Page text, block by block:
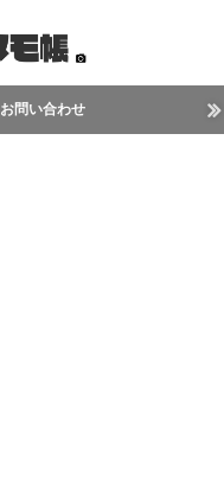
お問い合わせ